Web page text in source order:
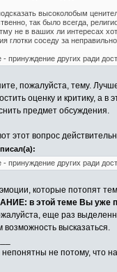
высоколобым
так было всегда,
не в ваших ли интересах
глотки соседу за
- принуждение других ради
пожалуйста, тему.
оценку и критику, а
предмет обсуждения.
этот вопрос
- принуждение других ради
которые потопят
в этой теме Вы уже
еще раз
высказаться.
не потому, что